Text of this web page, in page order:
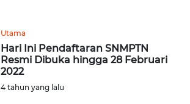
Utama
Hari Ini Pendaftaran SNMPTN
Resmi Dibuka hingga 28 Februari
2022
4 tahun yang lalu